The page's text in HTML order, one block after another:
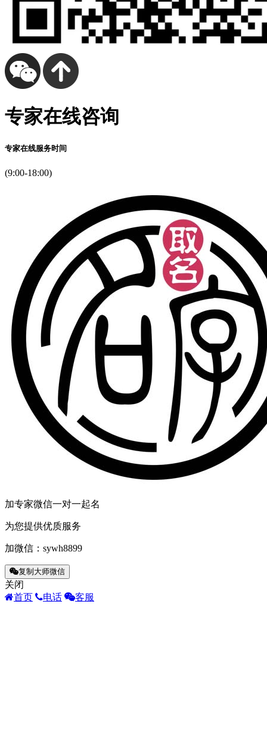
专家在线咨询
专家在线服务时间
(9:00-18:00)
加专家微信一对一起名
为您提供优质服务
加微信： sywh8899
复制大师微信
关闭
首页
电话 客服